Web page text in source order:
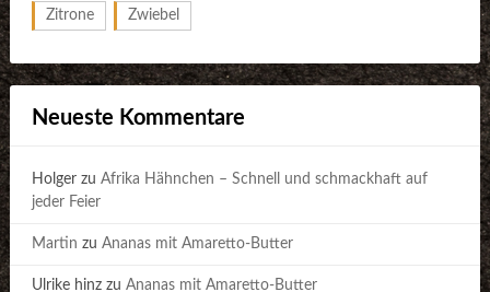
Zitrone Zwiebel
Neueste Kommentare
Holgerzu Afrika Hähnchen – Schnell und schmackhaft auf
jeder Feier
Martin zu Ananas mit Amaretto-Butter
Ulrike hinzzu Ananas mit Amaretto-Butter